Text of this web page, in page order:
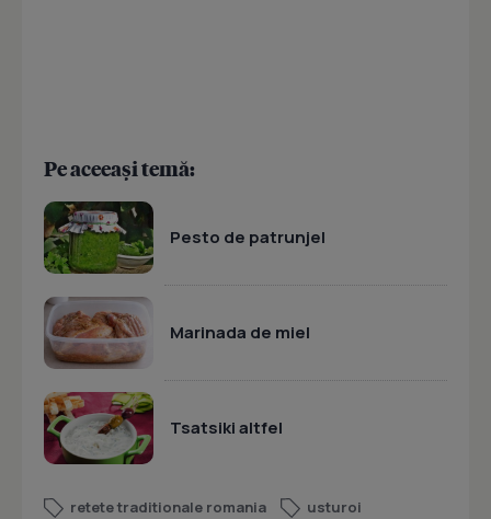
Pe aceeași temă:
Pesto de patrunjel
Marinada de miel
Tsatsiki altfel
retete traditionale romania
usturoi